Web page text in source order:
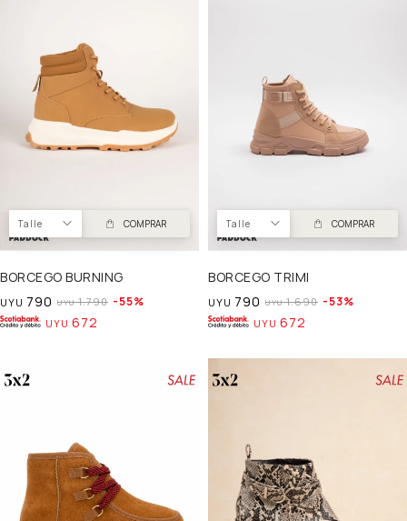
Talle COMPRAR
BORCEGO BURNING
UYU 790 UYU 1.790 55
UYU 672
Talle COMPRAR
BORCEGO TRIMI
UYU 790 UYU 1.690 53
UYU 672